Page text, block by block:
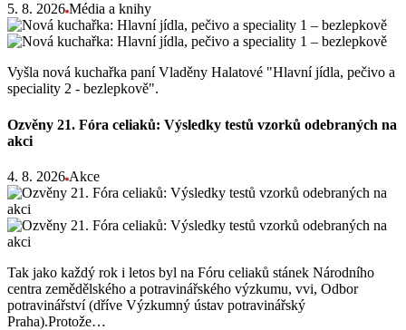
5. 8. 2026 Média a knihy
Vyšla nová kuchařka paní Vladěny Halatové "Hlavní jídla, pečivo a
speciality 2 - bezlepkově".
Ozvěny 21. Fóra celiaků: Výsledky testů vzorků odebraných na
akci
4. 8. 2026 Akce
Tak jako každý rok i letos byl na Fóru celiaků stánek Národního
centra zemědělského a potravinářského výzkumu, vvi, Odbor
potravinářství (dříve Výzkumný ústav potravinářský
Praha).Protože…